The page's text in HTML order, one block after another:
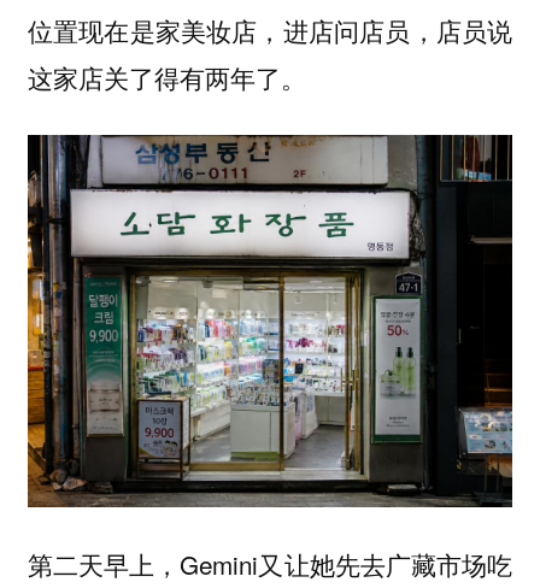
位置现在是家美妆店，进店问店员，店员说
这家店关了得有两年了。
第二天早上，Gemini又让她先去广藏市场吃